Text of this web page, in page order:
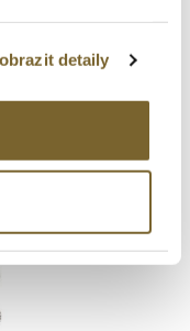
detaily